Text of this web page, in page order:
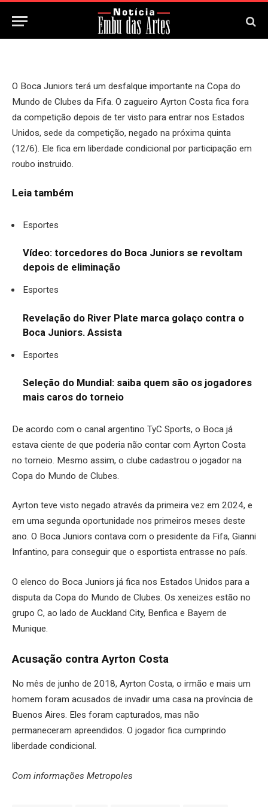
12 de Junho, 2025
O Boca Juniors terá um desfalque importante na Copa do
Mundo de Clubes da Fifa. O zagueiro Ayrton Costa fica fora
da competição depois de ter visto para entrar nos Estados
Unidos, sede da competição, negado na próxima quinta
(12/6). Ele fica em liberdade condicional por participação em
roubo instruido.
Leia também
Esportes
Vídeo: torcedores do Boca Juniors se revoltam
depois de eliminação
Esportes
Revelação do River Plate marca golaço contra o
Boca Juniors. Assista
Esportes
Seleção do Mundial: saiba quem são os jogadores
mais caros do torneio
De acordo com o canal argentino TyC Sports, o Boca já
estava ciente de que poderia não contar com Ayrton Costa
no torneio. Mesmo assim, o clube cadastrou o jogador na
Copa do Mundo de Clubes.
Ayrton teve visto negado através da primeira vez em 2024, e
em uma segunda oportunidade nos primeiros meses deste
ano. O Boca Juniors contava com o presidente da Fifa, Gianni
Infantino, para conseguir que o esportista entrasse no país.
O elenco do Boca Juniors já fica nos Estados Unidos para a
disputa da Copa do Mundo de Clubes. Os xeneizes estão no
grupo C, ao lado de Auckland City, Benfica e Bayern de
Munique.
Acusação contra Ayrton Costa
No mês de junho de 2018, Ayrton Costa, o irmão e mais um
homem foram acusados de invadir uma casa na província de
Buenos Aires. Eles foram capturados, mas não
permaneceram apreendidos. O jogador fica cumprindo
liberdade condicional.
Com informações Metropoles